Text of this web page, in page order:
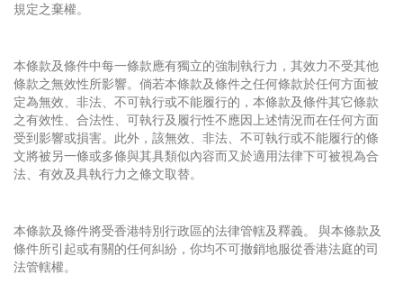
規定之棄權。
本條款及條件中每一條款應有獨立的強制執行力，其效力不受其他
條款之無效性所影響。倘若本條款及條件之任何條款於任何方面被
定為無效、非法、不可執行或不能履行的，本條款及條件其它條款
之有效性、合法性、可執行及履行性不應因上述情況而在任何方面
受到影響或損害。此外，該無效、非法、不可執行或不能履行的條
文將被另一條或多條與其具類似內容而又於適用法律下可被視為合
法、有效及具執行力之條文取替。
本條款及條件將受香港特別行政區的法律管轄及釋義。 與本條款及
條件所引起或有關的任何糾紛，你均不可撤銷地服從香港法庭的司
法管轄權。